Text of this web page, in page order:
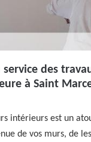
service des
à Saint
intérieurs est un
de vos murs, de